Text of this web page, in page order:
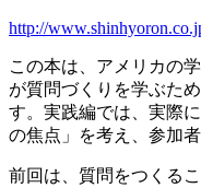
http://
この本は、アメリカの
が質問づくりを学ぶた
す。実践編では、実際
の焦点」を考え、参加
前回は、質問をつくる